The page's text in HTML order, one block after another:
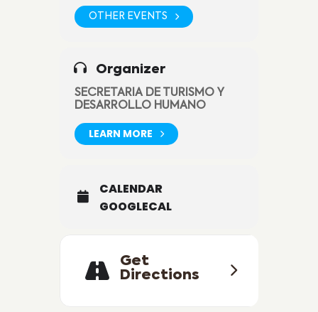
amigos.
sábado 24 febrero
OTHER EVENTS
Organizer
SECRETARIA DE TURISMO Y
DESARROLLO HUMANO
LEARN MORE
CALENDAR
GOOGLECAL
Get
Directions